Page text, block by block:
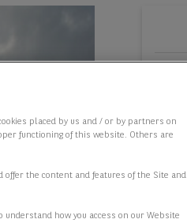
placed by us and / or by partners on
functioning of this website. Others are
the content and features of the Site and
how you access on our Website